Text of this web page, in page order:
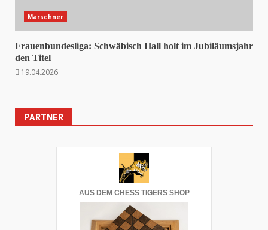
Marschner
Frauenbundesliga: Schwäbisch Hall holt im Jubiläumsjahr
den Titel
19.04.2026
PARTNER
AUS DEM CHESS TIGERS SHOP